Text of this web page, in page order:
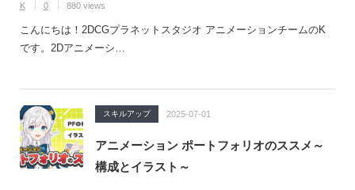
K 0 880 views
こんにちは！2DCGプラネットスタジオ アニメーションチームのK
です。2Dアニメーシ…
スキルアップ 2025-07-01
アニメーション ポートフォリオのススメ～
構成とイラスト～